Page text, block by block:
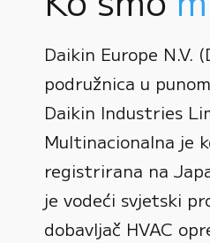
Daikin Europe N.V.
podružnica u
Daikin Industries
Multinacionalna je
registrirana na
je vodeći svjetski
dobavljač HVAC
0